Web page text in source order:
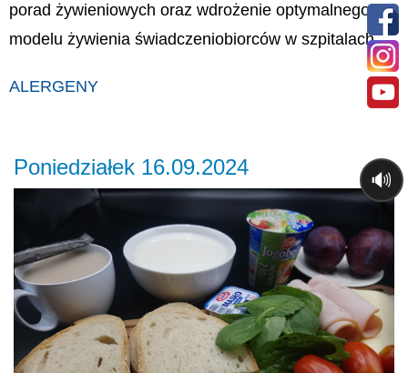
porad żywieniowych oraz wdrożenie optymalnego
modelu żywienia świadczeniobiorców w szpitalach.
ALERGENY
Poniedziałek 16.09.2024
Previous
🔊